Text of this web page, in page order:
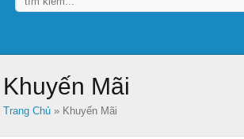
Khuyến Mãi
Trang Chủ » Khuyến Mãi